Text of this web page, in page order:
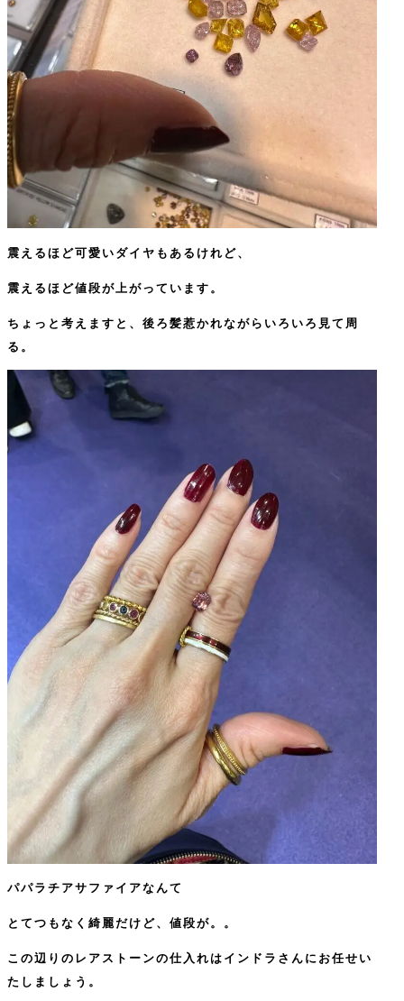
震えるほど可愛いダイヤもあるけれど、
震えるほど値段が上がっています。
ちょっと考えますと、後ろ髪惹かれながらいろいろ見て周
る。
パパラチアサファイアなんて
とてつもなく綺麗だけど、値段が。。
この辺りのレアストーンの仕入れはインドラさんにお任せい
たしましょう。